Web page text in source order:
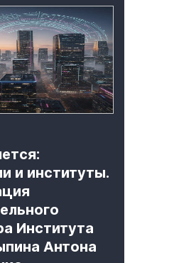
и институты.
Института
Антона